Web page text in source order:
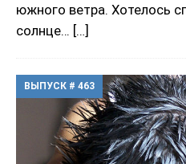
южного ветра. Хотелось
солнце… […]
ВЫПУСК # 463